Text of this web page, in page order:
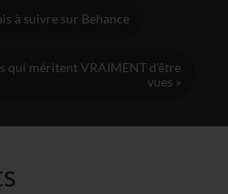
à suivre sur Behance
qui méritent VRAIMENT d’être
vues »